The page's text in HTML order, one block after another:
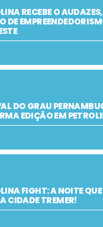
RECEBE O
DE
DO GRAU
EDIÇÃO EM
FIGHT: A NOITE
CIDADE TREMER!